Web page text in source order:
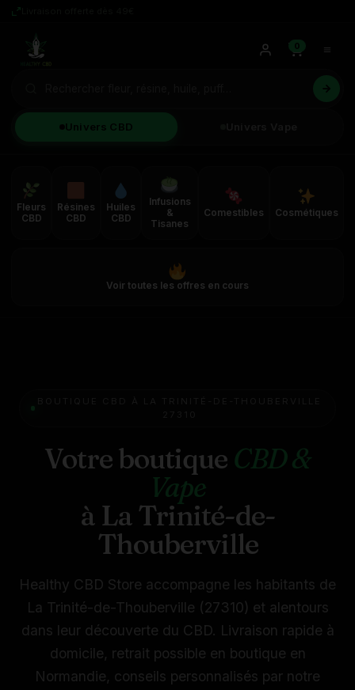
Univers CBD
0
Fleurs
CBD
Résines
CBD
Huiles
CBD
Infusions
&
Tisanes
Comestibles Cosmétiques
Voir toutes les offres en cours
Votre boutique CBD &
Vape
à La Trinité-de-
Thouberville
Healthy CBD Store accompagne les habitants de
La Trinité-de-Thouberville (27310) et alentours
dans leur découverte du CBD. Livraison rapide à
domicile, retrait possible en boutique en
Normandie, conseils personnalisés par notre